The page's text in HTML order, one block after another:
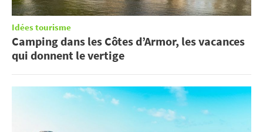
Idées tourisme
Camping dans les Côtes d’Armor, les vacances
qui donnent le vertige